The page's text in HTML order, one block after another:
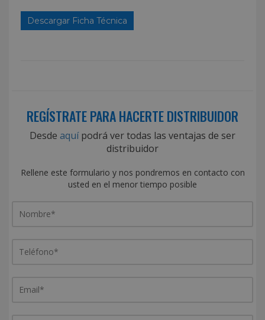
Descargar Ficha Técnica
REGÍSTRATE PARA HACERTE DISTRIBUIDOR
Desde aquípodrá ver todas las ventajas de ser
distribuidor
Rellene este formulario y nos pondremos en contacto con
usted en el menor tiempo posible